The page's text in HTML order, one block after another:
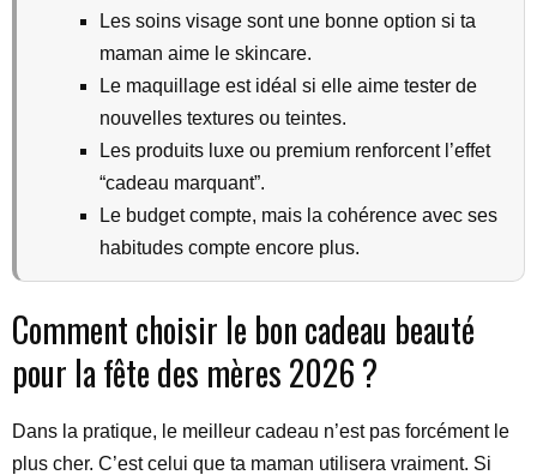
Les soins visage sont une bonne option si ta
maman aime le skincare.
Le maquillage est idéal si elle aime tester de
nouvelles textures ou teintes.
Les produits luxe ou premium renforcent l’effet
“cadeau marquant”.
Le budget compte, mais la cohérence avec ses
habitudes compte encore plus.
Comment choisir le bon cadeau beauté
pour la fête des mères 2026 ?
Dans la pratique, le meilleur cadeau n’est pas forcément le
plus cher. C’est celui que ta maman utilisera vraiment. Si